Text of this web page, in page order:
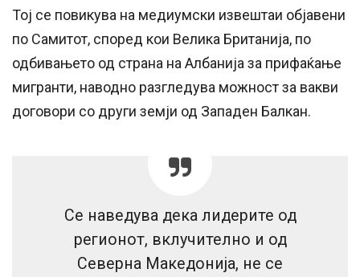
Тој се повикува на медиумски извештаи објавени
по Самитот, според кои Велика Британија, по
одбивањето од страна на Албанија за прифаќање
мигранти, наводно разгледува можност за вакви
договори со други земји од Западен Балкан.
Се наведува дека лидерите од
регионот, вклучително и од
Северна Македонија, не се